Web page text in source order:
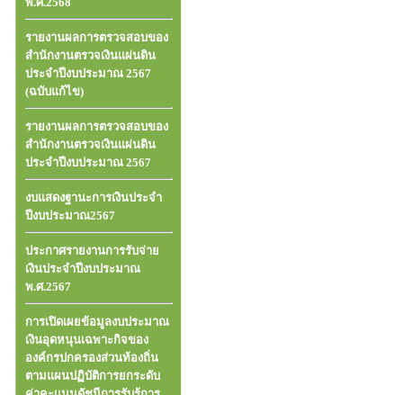
รายงานผลการตรวจสอบของ
สำนักงานตรวจเงินแผ่นดิน
ประจำปีงบประมาณ 2567
(ฉบับแก้ไข)
รายงานผลการตรวจสอบของ
สำนักงานตรวจเงินแผ่นดิน
ประจำปีงบประมาณ 2567
งบแสดงฐานะการเงินประจำ
ปีงบประมาณ2567
ประกาศรายงานการรับจ่าย
เงินประจำปีงบประมาณ
พ.ศ.2567
การเปิดเผยข้อมูลงบประมาณ
เงินอุดหนุนเฉพาะกิจของ
องค์กรปกครองส่วนท้องถิ่น
ตามแผนปฏิบัติการยกระดับ